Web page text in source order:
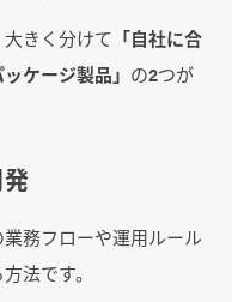
きく分けて 「自社に合
ケージ製品」 の2つが
務フローや運用ルール
法です。